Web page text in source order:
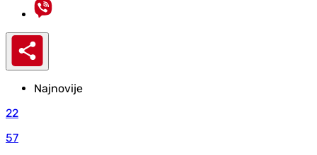
Najnovije
22
57